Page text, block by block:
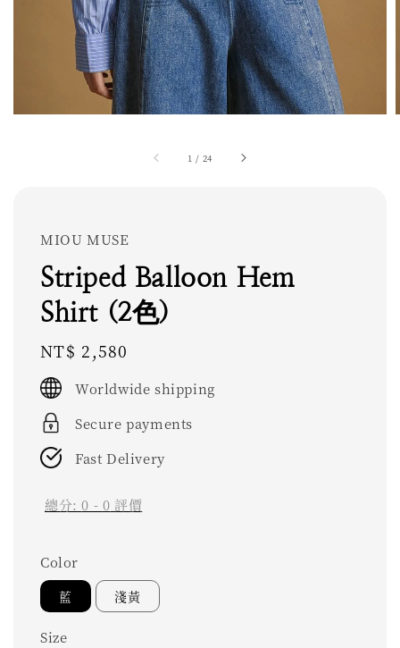
1 / 24
MIOU MUSE
Striped Balloon Hem
Shirt (2色)
Regular
price
NT$ 2,580
Worldwide shipping
Secure payments
Fast Delivery
總分:0 - 0 評價
Color
藍 淺黃
Size